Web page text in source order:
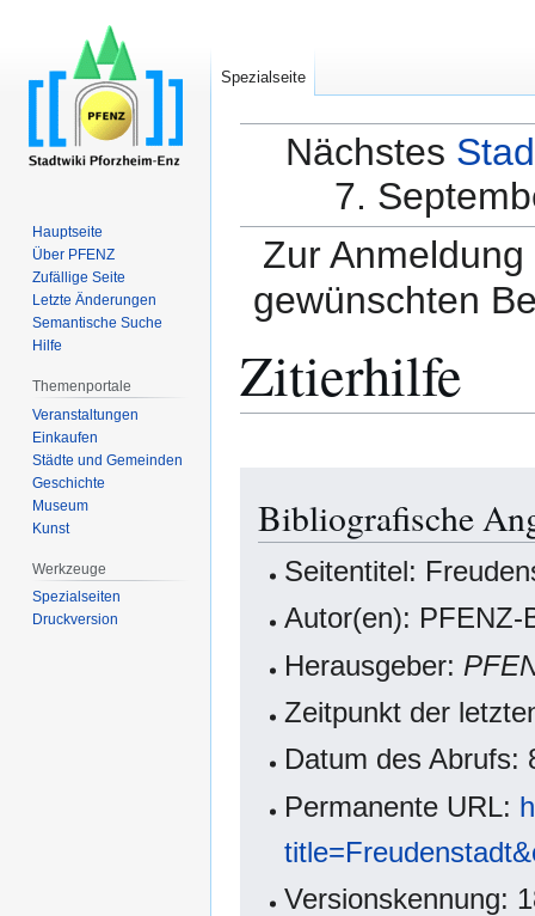
Nächstes
7.
Zur
gewünschten
Zitierhilfe
Navigation
springen
Suche
springen
Bibliografische
Seitentitel:
Autor(en): PFENZ-
Herausgeber:
Zeitpunkt der
Datum des Abrufs:
Permanente URL:
Versionskennung:
Spezialseite
Hauptseite
Über PFENZ
Zufällige Seite
Letzte Änderungen
Semantische Suche
Hilfe
Themenportale
Veranstaltungen
Einkaufen
Städte und Gemeinden
Geschichte
Museum
Kunst
Werkzeuge
Spezialseiten
Druckversion